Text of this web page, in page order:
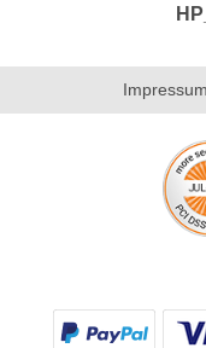
Impressum